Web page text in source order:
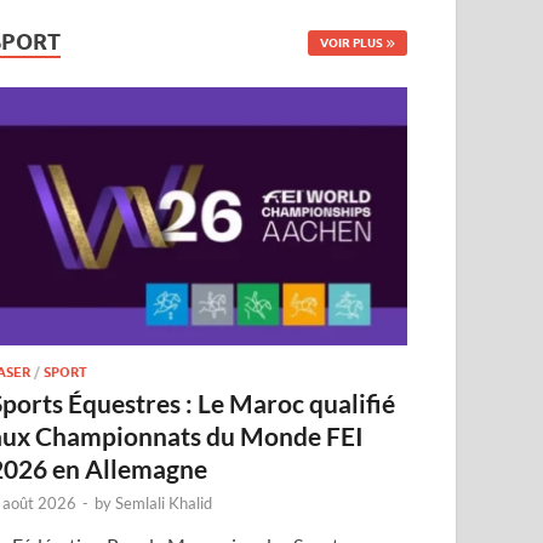
VOIR PLUS
/SPORT
Équestres : Le Maroc qualifié
Championnats du Monde FEI
en Allemagne
2026 - bySemlali Khalid